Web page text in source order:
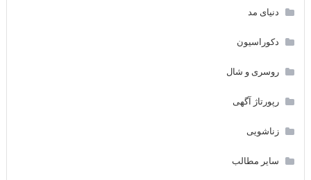
دنیای مد
دکوراسیون
روسری و شال
رپورتاژ آگهی
زناشویی
سایر مطالب